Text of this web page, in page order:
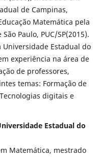
de Campinas,
Matemática pela
Paulo, PUC/SP(2015).
Estadual do
experiência na área de
de professores,
temas: Formação de
digitais e
Estadual do
Matemática, mestrado